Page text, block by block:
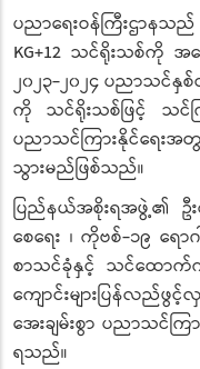
ပညာရေးဝန်ကြီးဌာန
KG+12 သင်ရိုးသစ်ကို
၂၀၂၃-၂၀၂၄ ပညာသင်နှစ်
ကို သင်ရိုးသစ်ဖြင့် သင်က
ပညာသင်ကြားနိုင်ရေ
သွားမည်ဖြစ်သည်။
ပြည်နယ်အစိုးရအဖွဲ့၏ ဦးဆ
စေရေး ၊ ကိုဗစ်-၁၉ ရော
စာသင်ခုံနှင့် သင်ထောက်ကူ
ကျောင်းများပြန်လည်ဖွင့်
အေးချမ်းစွာ ပညာသင်က
ရသည်။